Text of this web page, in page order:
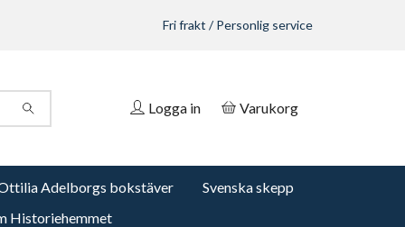
Fri frakt / Personlig service
Logga in Varukorg
Adelborgs bokstäver
Svenska skepp
Historiehemmet